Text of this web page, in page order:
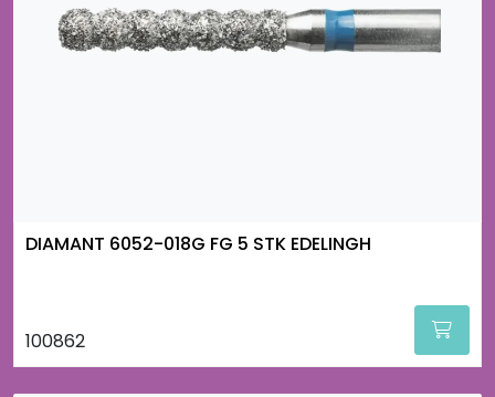
DIAMANT 6052-018G FG 5 STK EDELINGH
100862